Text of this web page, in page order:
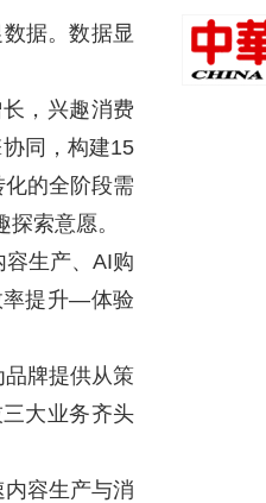
据。数据显
，兴趣消费
同，构建15
的全阶段需
索意愿。
生产、AI购
率提升—体验
牌提供从策
大业务齐头
容生产与消